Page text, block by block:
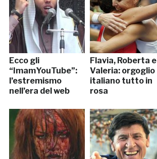
Ecco gli
“ImamYouTube”:
l’estremismo
nell’era del web
Flavia, Roberta e
Valeria: orgoglio
italiano tutto in
rosa